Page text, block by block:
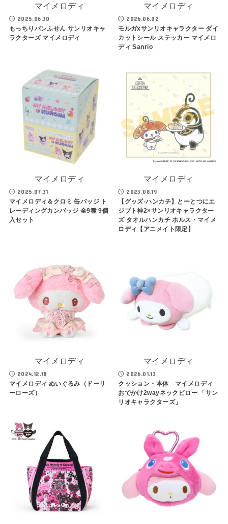
マイメロディ
2025.06.30
もっちりパンふせん サンリオキャ
ラクターズ マイメロディ
マイメロディ
2026.06.02
モルガxサンリオキャラクター ダイ
カットシール ステッカー マイメロ
ディ Sanrio
マイメロディ
2025.07.31
マイメロディ＆クロミ 缶バッジ ト
レーディングカンバッジ 全9種 9個
入セット
マイメロディ
2023.08.19
【グッズ-ハンカチ】とーとつにエ
ジプト神2×サンリオキャラクター
ズ タオルハンカチ ホルス・マイメ
ロディ【アニメイト限定】
マイメロディ
2024.12.18
マイメロディ ぬいぐるみ（ドーリ
ーローズ）
マイメロディ
2026.01.13
クッション・本体 マイメロディ
おでかけ2wayネックピロー 「サン
リオキャラクターズ」